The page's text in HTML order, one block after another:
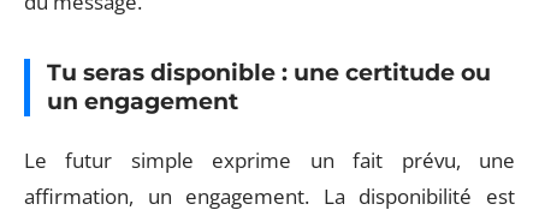
Tu seras disponible : une certitude ou
un engagement
Le futur simple exprime un fait prévu, une
affirmation, un engagement. La disponibilité est